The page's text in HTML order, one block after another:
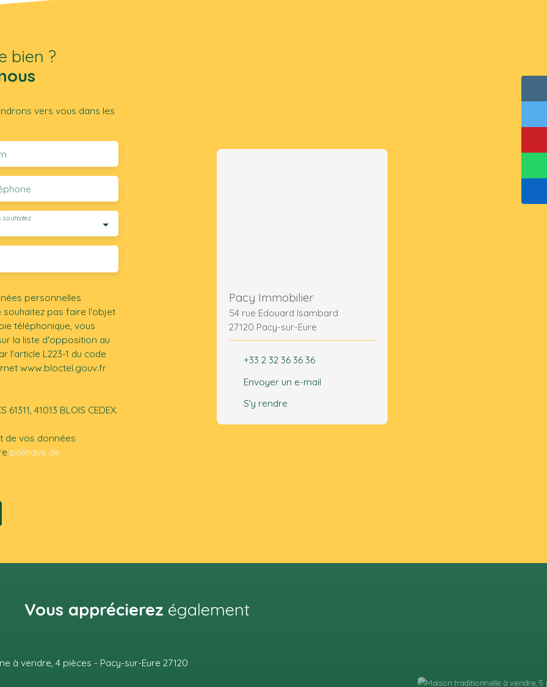
bien ?
vers vous dans les
souhaitez
personnelles
souhaitez pas faire l'objet
téléphonique, vous
la liste d'opposition au
l'article L223-1 du code
www.bloctel.gouv.fr
41013 BLOIS CEDEX.
de vos données
politique de
Pacy Immobilier
54 rue Edouard Isambard
27120 Pacy-sur-Eure
+33 2 32 36 36 36
Envoyer un e-mail
S'y rendre
Vous apprécierez également